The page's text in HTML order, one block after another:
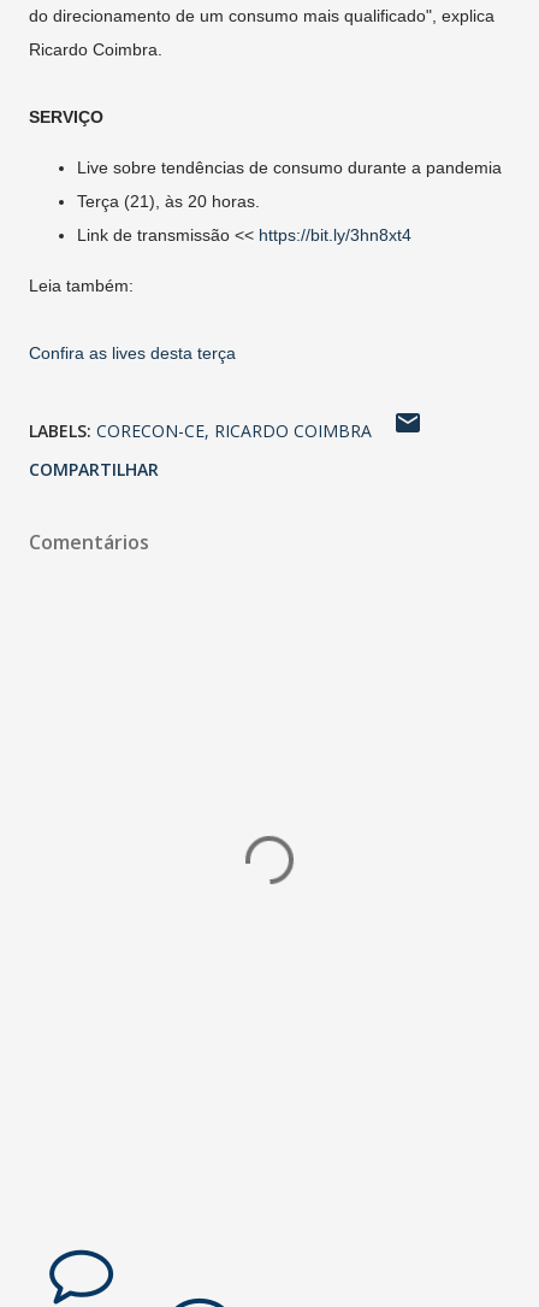
do direcionamento de um consumo mais qualificado", explica
Ricardo Coimbra.
SERVIÇO
Live sobre tendências de consumo durante a pandemia
Terça (21), às 20 horas.
Link de transmissão << https://bit.ly/3hn8xt4
Leia também:
Confira as lives desta terça
LABELS: CORECON-CE RICARDO COIMBRA
COMPARTILHAR
Comentários